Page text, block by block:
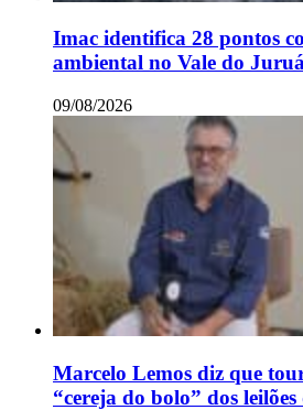
Imac identifica 28 pontos
ambiental no Vale do
09/08/2026
Marcelo Lemos diz que
“cereja do bolo” dos